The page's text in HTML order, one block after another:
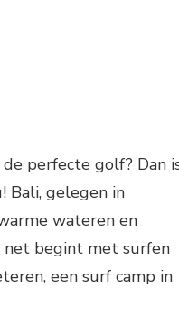
perfecte golf? Dan
Bali, gelegen in
wateren en
net begint met surfen
een surf camp in